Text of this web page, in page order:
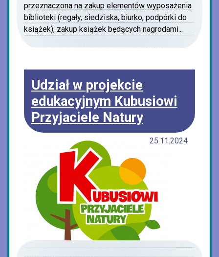
przeznaczona na zakup elementów wyposażenia
biblioteki (regały, siedziska, biurko, podpórki do
książek), zakup książek będących nagrodami...
Udział w projekcie
edukacyjnym Kubusiowi
Przyjaciele Natury
25.11.2024